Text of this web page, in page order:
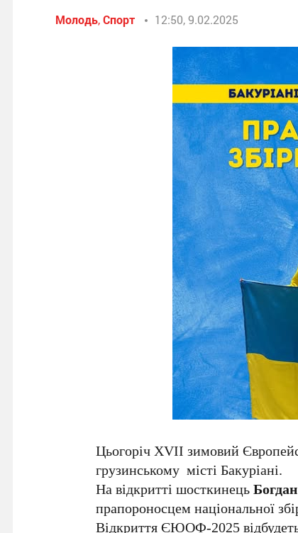
Молодь,Спорт 12:50, 9.02.2025
Цьогоріч XVII зимовий
грузинському місті Бакуріані.
На відкритті шосткинець
прапороносцем національної
Відкриття ЄЮОФ-2025